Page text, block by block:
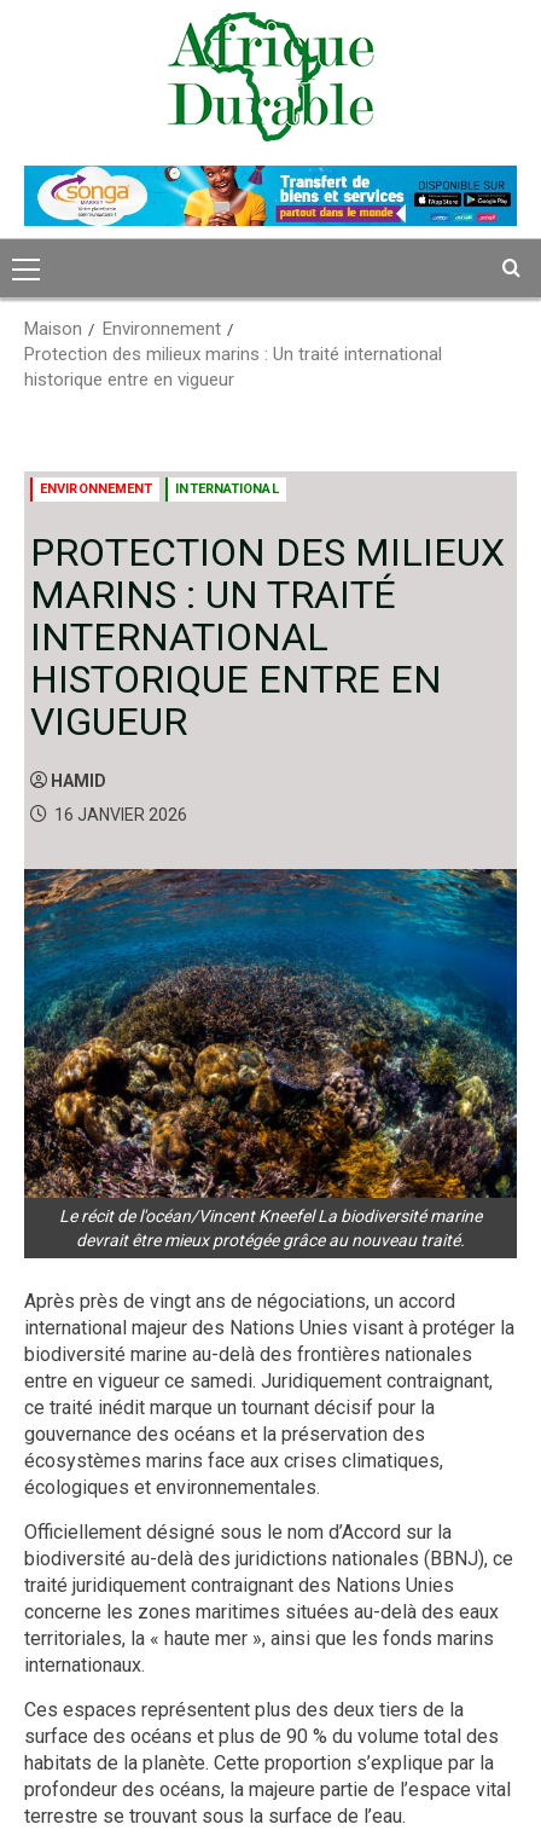
Menu
principal
Maison
Environnement
Protection des milieux marins : Un traité international
historique entre en vigueur
ENVIRONNEMENT INTERNATIONAL
PROTECTION DES MILIEUX
MARINS : UN TRAITÉ
INTERNATIONAL
HISTORIQUE ENTRE EN
VIGUEUR
HAMID
16 JANVIER 2026
Le récit de l'océan/Vincent Kneefel La biodiversité marine
devrait être mieux protégée grâce au nouveau traité.
Après près de vingt ans de négociations, un accord
international majeur des Nations Unies visant à protéger la
biodiversité marine au-delà des frontières nationales
entre en vigueur ce samedi. Juridiquement contraignant,
ce traité inédit marque un tournant décisif pour la
gouvernance des océans et la préservation des
écosystèmes marins face aux crises climatiques,
écologiques et environnementales.
Officiellement désigné sous le nom d’Accord sur la
biodiversité au-delà des juridictions nationales (BBNJ), ce
traité juridiquement contraignant des Nations Unies
concerne les zones maritimes situées au-delà des eaux
territoriales, la « haute mer », ainsi que les fonds marins
internationaux.
Ces espaces représentent plus des deux tiers de la
surface des océans et plus de 90 % du volume total des
habitats de la planète. Cette proportion s’explique par la
profondeur des océans, la majeure partie de l’espace vital
terrestre se trouvant sous la surface de l’eau.